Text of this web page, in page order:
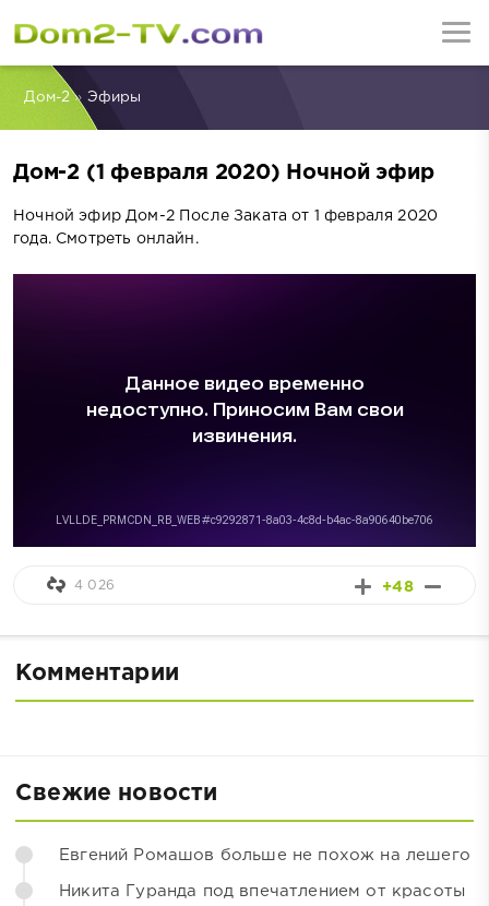
Дом-2» Эфиры
Дом-2 (1 февраля 2020) Ночной эфир
Ночной эфир Дом-2 После Заката от 1 февраля 2020
года. Смотреть онлайн.
+48
4 026
Комментарии
Свежие новости
Евгений Ромашов больше не похож на лешего
Никита Гуранда под впечатлением от красоты